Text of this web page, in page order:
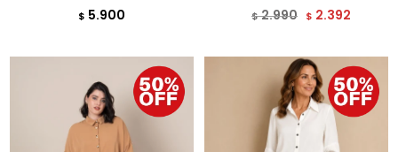
$ 5.900 $2.990 $ 2.392